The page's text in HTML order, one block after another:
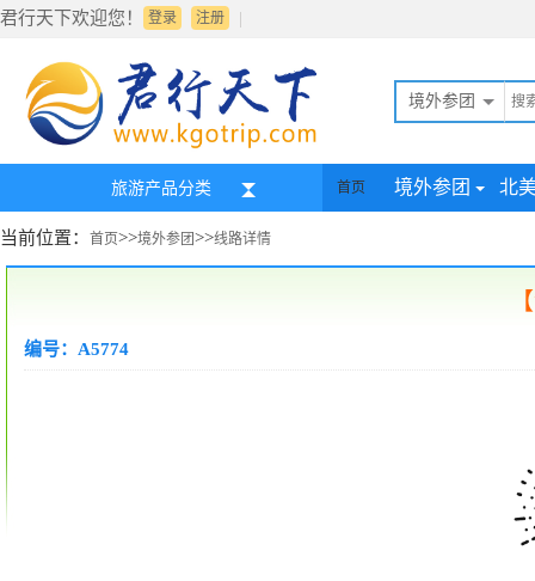
君行天下欢迎您！ 登录 |
注册
境外参团
旅游产品分类 首页 境外参团 北
当前位置： 首页>>境外参团>>线路详情
编号：A5774